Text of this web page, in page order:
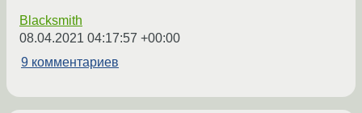
Blacksmith
08.04.2021 04:17:57 +00:00
9 комментариев